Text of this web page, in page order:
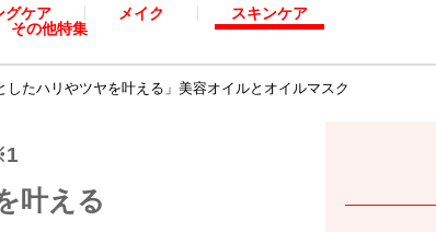
グケア メイク
スキンケア
その他特集
たハリやツヤを叶える」美容オイルとオイルマスク
叶える